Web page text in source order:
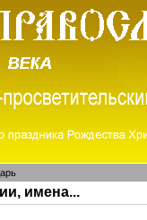
имена...